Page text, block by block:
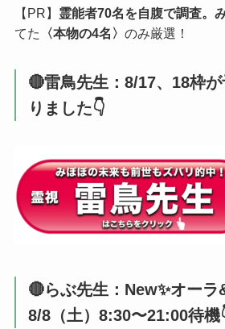
【PR】 霊能者70名を自腹で調査。
てた
〈本物の4名〉 のみ厳選！
🔴雷鳥先生：8/17、18枠
りました👇️
🔴らぶ先生：New✨オーラ
8/8（土）8:30〜21:00待機